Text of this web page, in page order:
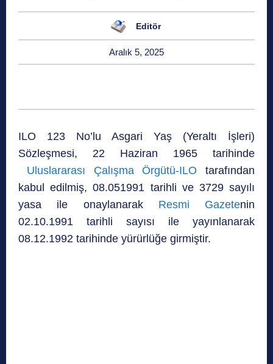
Editör
Aralık 5, 2025
ILO 123 No’lu Asgari Yaş (Yeraltı İşleri)
Sözleşmesi, 22 Haziran 1965 tarihinde
Uluslararası Çalışma Örgütü-ILO tarafından
kabul edilmiş, 08.051991 tarihli ve 3729 sayılı
yasa ile onaylanarak Resmi Gazetenin
02.10.1991 tarihli sayısı ile yayınlanarak
08.12.1992 tarihinde yürürlüğe girmiştir.